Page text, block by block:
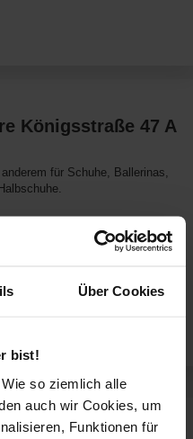
Über Cookies
bist!
Wie so ziemlich alle
auch wir Cookies, um
Funktionen für
Königsstraße 47 A
für Schuhe, Ballerinas,
die Du Dir herunterladen